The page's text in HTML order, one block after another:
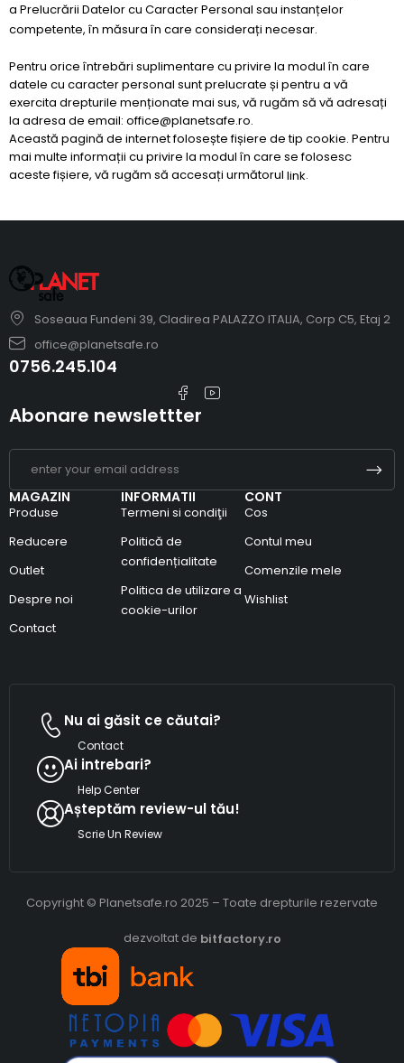
a Prelucrării Datelor cu Caracter Personal sau instanțelor
competente, în măsura în care considerați necesar.
Pentru orice întrebări suplimentare cu privire la modul în care
datele cu caracter personal sunt prelucrate și pentru a vă
exercita drepturile menționate mai sus, vă rugăm să vă adresați
la adresa de email: office@planetsafe.ro.
Această pagină de internet folosește fișiere de tip cookie. Pentru
mai multe informații cu privire la modul în care se folosesc
aceste fișiere, vă rugăm să accesați următorul link.
Soseaua Fundeni 39, Cladirea PALAZZO ITALIA, Corp C5, Etaj 2
office@planetsafe.ro
0756.245.104
MAGAZIN
Produse
Reducere
Outlet
Despre noi
Contact
INFORMATII
Termeni si condiţii
Politică de
confidențialitate
Politica de utilizare a
cookie-urilor
CONT
Cos
Contul meu
Comenzile mele
Wishlist
Abonare newslettter
Nu ai găsit ce căutai?
Contact
Ai intrebari?
Help Center
Așteptăm review-ul tău!
Scrie Un Review
Copyright © Planetsafe.ro 2025 – Toate drepturile rezervate
dezvoltat de bitfactory.ro